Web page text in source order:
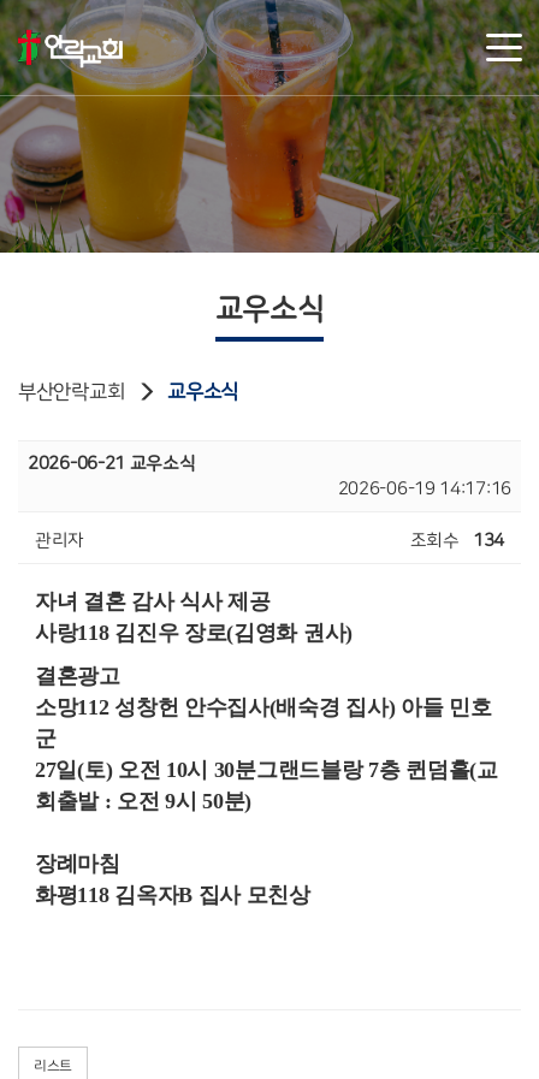
교우소식
부산안락교회 교우소식
2026-06-21 교우소식
2026-06-19 14:17:16
관리자 조회수 134
자녀 결혼 감사 식사 제공
사랑118 김진우 장로(김영화 권사)
결혼광고
소망112 성창헌 안수집사(배숙경 집사) 아들 민호
군
27일(토) 오전 10시 30분그랜드블랑 7층 퀸덤홀(교
회출발 : 오전 9시 50분)
장례마침
화평118 김옥자B 집사 모친상
리스트